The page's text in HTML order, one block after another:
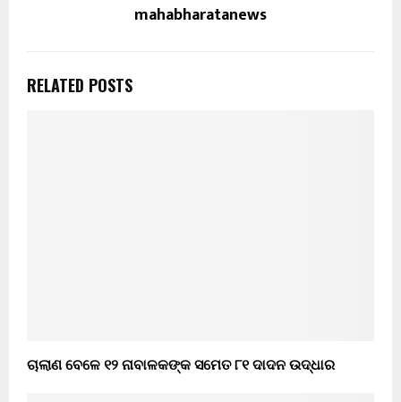
mahabharatanews
RELATED POSTS
ଚାଲାଣ ବେଳେ ୧୨ ନାବାଳକଙ୍କ ସମେତ ୮୧ ଦାଦନ ଉଦ୍ଧାର